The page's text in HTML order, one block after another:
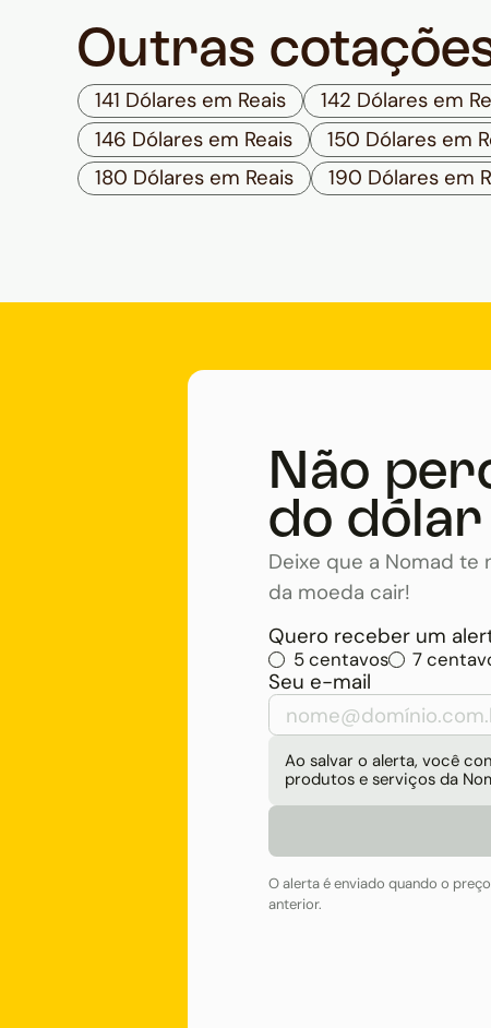
Outras
141 Dólares em Reais 142 Dólares em
146 Dólares em Reais
150 Dólares em
180 Dólares em Reais
190 Dólares em
Não
do dólar
Deixe que a Nomad
da moeda cair!
Quero receber um
5 centavos 7
Seu e-mail
Ao salvar o alerta, você
produtos e serviços da
O alerta é enviado quando o
anterior.